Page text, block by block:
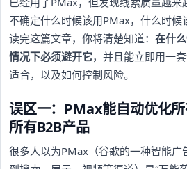
不确定什么时候该用PMax，什么时候
读完这篇文章，你将清楚知道： 在什
情况下必须避开它，并且能立即用一
适合，以及如何控制风险。
误区一：PMax能自动优化
所有B2B产品
很多人以为PMax（谷歌的一种智能广